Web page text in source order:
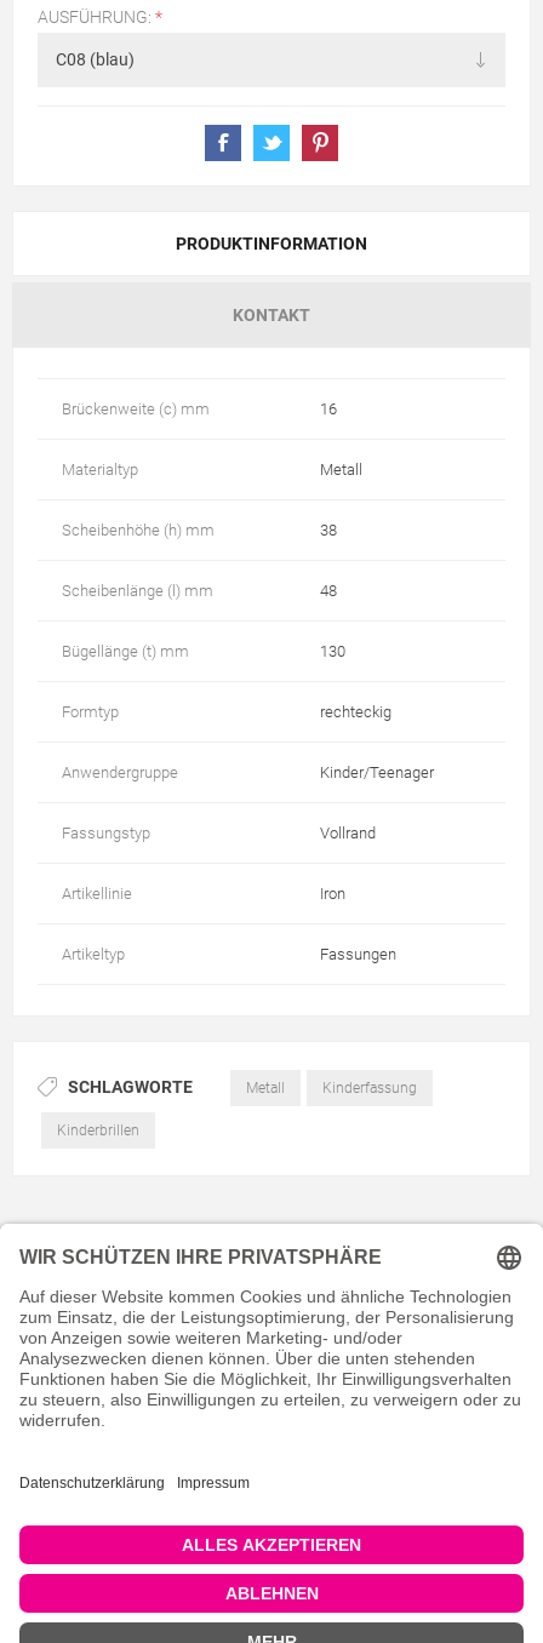
AUSFÜHRUNG: *
PRODUKTINFORMATION
KONTAKT
Brückenweite (c) mm 16
Materialtyp Metall
Scheibenhöhe (h) mm 38
Scheibenlänge (l) mm 48
Bügellänge (t) mm 130
Formtyp rechteckig
Anwendergruppe Kinder/Teenager
Fassungstyp Vollrand
Artikellinie Iron
Artikeltyp Fassungen
SCHLAGWORTE Metall Kinderfassung
Kinderbrillen
KONTAKT
RECHTLICHES
INFORMATIVES
MEIN KONTO